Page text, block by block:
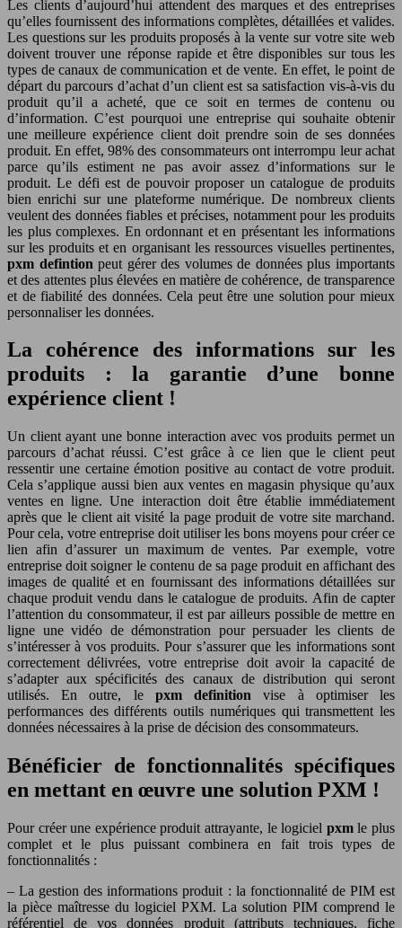
Les clients d’aujourd’hui attendent des marques et des entreprises
qu’elles fournissent des informations complètes, détaillées et valides.
Les questions sur les produits proposés à la vente sur votre site web
doivent trouver une réponse rapide et être disponibles sur tous les
types de canaux de communication et de vente. En effet, le point de
départ du parcours d’achat d’un client est sa satisfaction vis-à-vis du
produit qu’il a acheté, que ce soit en termes de contenu ou
d’information. C’est pourquoi une entreprise qui souhaite obtenir
une meilleure expérience client doit prendre soin de ses données
produit. En effet, 98% des consommateurs ont interrompu leur achat
parce qu’ils estiment ne pas avoir assez d’informations sur le
produit. Le défi est de pouvoir proposer un catalogue de produits
bien enrichi sur une plateforme numérique. De nombreux clients
veulent des données fiables et précises, notamment pour les produits
les plus complexes. En ordonnant et en présentant les informations
sur les produits et en organisant les ressources visuelles pertinentes,
pxm defintion peut gérer des volumes de données plus importants
et des attentes plus élevées en matière de cohérence, de transparence
et de fiabilité des données. Cela peut être une solution pour mieux
personnaliser les données.
La cohérence des informations sur les
produits : la garantie d’une bonne
expérience client !
Un client ayant une bonne interaction avec vos produits permet un
parcours d’achat réussi. C’est grâce à ce lien que le client peut
ressentir une certaine émotion positive au contact de votre produit.
Cela s’applique aussi bien aux ventes en magasin physique qu’aux
ventes en ligne. Une interaction doit être établie immédiatement
après que le client ait visité la page produit de votre site marchand.
Pour cela, votre entreprise doit utiliser les bons moyens pour créer ce
lien afin d’assurer un maximum de ventes. Par exemple, votre
entreprise doit soigner le contenu de sa page produit en affichant des
images de qualité et en fournissant des informations détaillées sur
chaque produit vendu dans le catalogue de produits. Afin de capter
l’attention du consommateur, il est par ailleurs possible de mettre en
ligne une vidéo de démonstration pour persuader les clients de
s’intéresser à vos produits. Pour s’assurer que les informations sont
correctement délivrées, votre entreprise doit avoir la capacité de
s’adapter aux spécificités des canaux de distribution qui seront
utilisés. En outre, le pxm definition vise à optimiser les
performances des différents outils numériques qui transmettent les
données nécessaires à la prise de décision des consommateurs.
Bénéficier de fonctionnalités spécifiques
en mettant en œuvre une solution PXM !
Pour créer une expérience produit attrayante, le logiciel pxmle plus
complet et le plus puissant combinera en fait trois types de
fonctionnalités :
– La gestion des informations produit : la fonctionnalité de PIM est
la pièce maîtresse du logiciel PXM. La solution PIM comprend le
référentiel de vos données produit (attributs techniques, fiche